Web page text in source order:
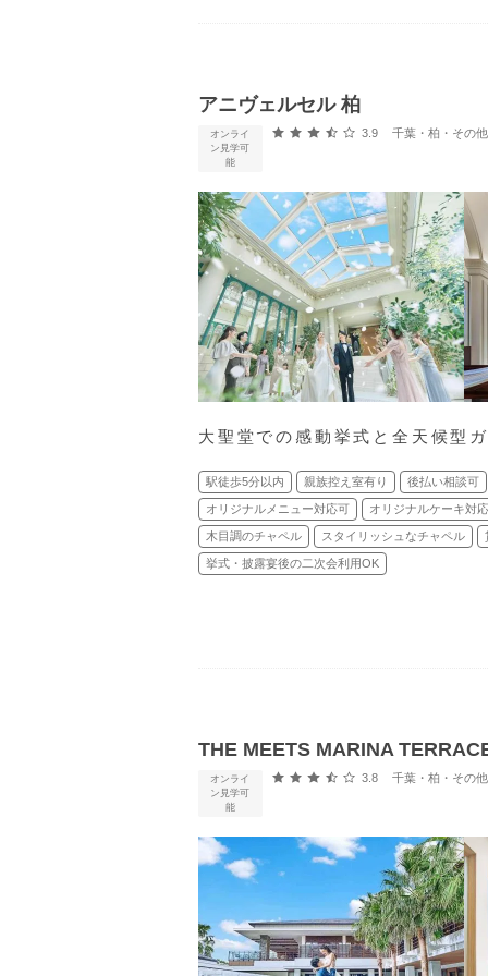
アニヴェルセル 柏
オンライ
ン見学可
能
口コミ評価
3.9 千葉・柏・その他 (
大聖堂での感動挙式と全天候型
駅徒歩5分以内 親族控え室有り 後払い相談可
オリジナルメニュー対応可 オリジナルケーキ対
木目調のチャペル スタイリッシュなチャペル
挙式・披露宴後の二次会利用OK
THE MEETS MARINA
オンライ
ン見学可
能
口コミ評価
3.8 千葉・柏・その他